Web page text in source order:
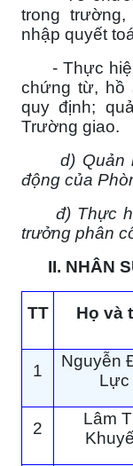
trong
nhập quyết
- Thực hiện
chứng từ, hồ
quy định;
Trường giao.
d) Quản lý
động của
đ) Thực
trưởng phân
II. NHÂN
TT Họ và
1
Nguyễn
Lực
2
Lâm